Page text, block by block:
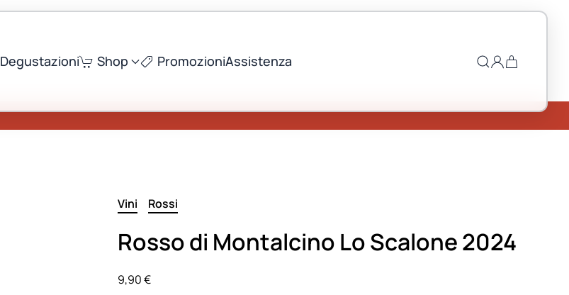
Degustazioni Shop PromozioniAssistenza
Vini Rossi
Rosso di Montalcino Lo Scalone 2024
9,90€